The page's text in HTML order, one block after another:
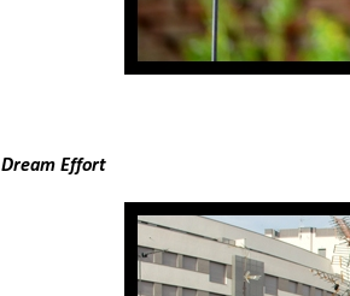
Dream Effort